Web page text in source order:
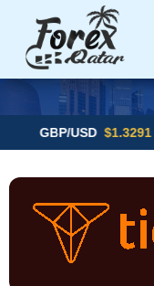
USD $1.3291 ▼ -